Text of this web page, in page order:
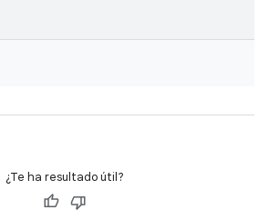
¿Te ha resultado útil?